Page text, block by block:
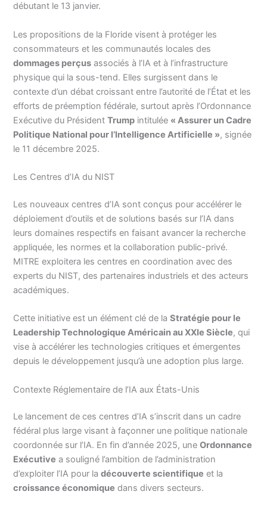
débutant le 13 janvier.
Les propositions de la Floride visent à protéger les
consommateurs et les communautés locales des
dommages perçus associés à l’IA et à l’infrastructure
physique qui la sous-tend. Elles surgissent dans le
contexte d’un débat croissant entre l’autorité de l’État et les
efforts de préemption fédérale, surtout après l’Ordonnance
Exécutive du PrésidentTrump intitulée « Assurer un Cadre
Politique National pour l’Intelligence Artificielle », signée
le 11 décembre 2025.
Les Centres d’IA du NIST
Les nouveaux centres d’IA sont conçus pour accélérer le
déploiement d’outils et de solutions basés sur l’IA dans
leurs domaines respectifs en faisant avancer la recherche
appliquée, les normes et la collaboration public-privé.
MITRE exploitera les centres en coordination avec des
experts du NIST, des partenaires industriels et des acteurs
académiques.
Cette initiative est un élément clé de laStratégie pour le
Leadership Technologique Américain au XXIe Siècle, qui
vise à accélérer les technologies critiques et émergentes
depuis le développement jusqu’à une adoption plus large.
Contexte Réglementaire de l’IA aux États-Unis
Le lancement de ces centres d’IA s’inscrit dans un cadre
fédéral plus large visant à façonner une politique nationale
coordonnée sur l’IA. En fin d’année 2025, uneOrdonnance
Exécutive a souligné l’ambition de l’administration
d’exploiter l’IA pour ladécouverte scientifique et la
croissance économique dans divers secteurs.